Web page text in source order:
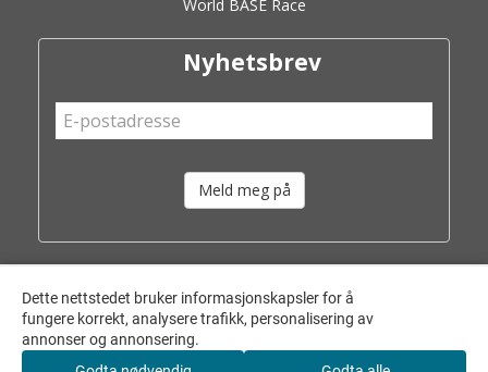
World BASE Race
Nyhetsbrev
Meld meg på
Dette nettstedet bruker informasjonskapsler for å
fungere korrekt, analysere trafikk, personalisering av
annonser og annonsering.